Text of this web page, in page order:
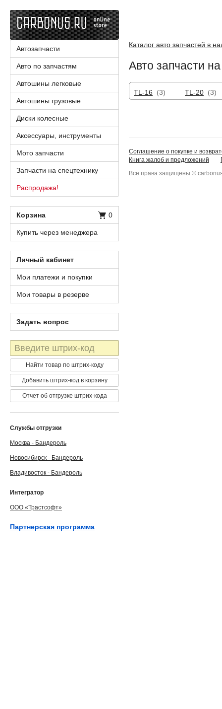
Каталог авто запчастей в
Авто запчасти
TL-16 (3) TL-20 (3)
Автозапчасти
Авто по запчастям
Автошины легковые
Автошины грузовые
Диски колесные
Аксессуары, инструменты
Мото запчасти
Запчасти на спецтехнику
Распродажа!
Корзина 0
Купить через менеджера
Личный кабинет
Мои платежи и покупки
Мои товары в резерве
Задать вопрос
Штрих-
код
Найти товар по штрих-коду
Добавить штрих-код в корзину
Отчет об отгрузке штрих-кода
Службы отгрузки
Москва - Бандероль
Новосибирск - Бандероль
Владивосток - Бандероль
Интегратор
ООО «Трастсофт»
Партнерская программа
Соглашение о покупке и
Книга жалоб и предложений
Все права защищены ©